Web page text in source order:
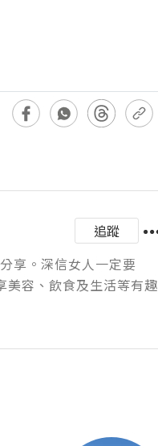
追蹤
享。深信女人一定要
容、飲食及生活等有趣